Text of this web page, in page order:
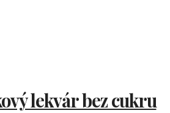
lekvár bez cukru